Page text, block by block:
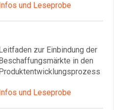
und Leseprobe
zur Einbindung der
in den
und Leseprobe